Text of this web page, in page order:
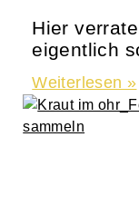
Hier
eigentlich
Weiterlesen »